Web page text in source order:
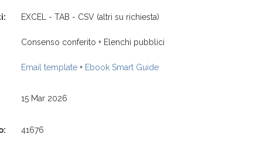
EXCEL - TAB - CSV (altri su richiesta)
Consenso conferito + Elenchi pubblici
Email template + Ebook Smart Guide
15 Mar 2026
41676